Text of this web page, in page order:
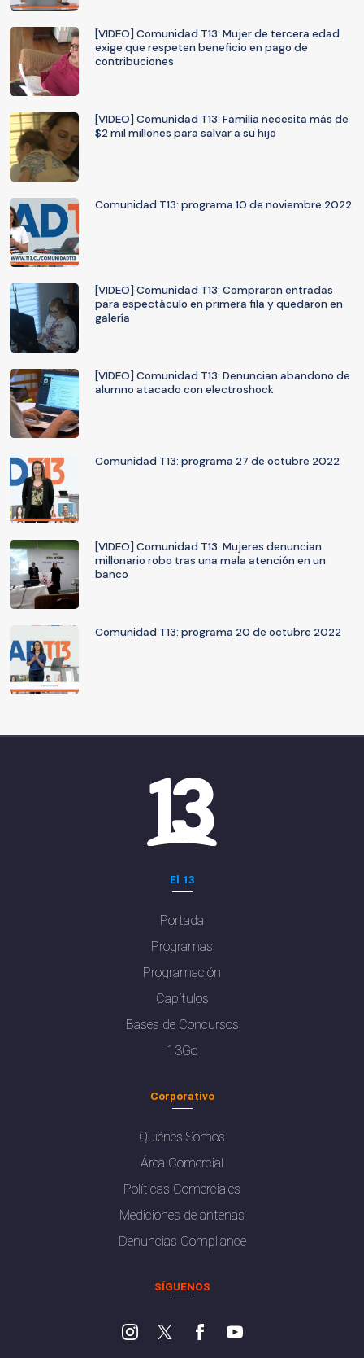
[VIDEO] Comunidad T13: Mujer de tercera edad
exige que respeten beneficio en pago de
contribuciones
[VIDEO] Comunidad T13: Familia necesita más de
$2 mil millones para salvar a su hijo
Comunidad T13: programa 10 de noviembre 2022
[VIDEO] Comunidad T13: Compraron entradas
para espectáculo en primera fila y quedaron en
galería
[VIDEO] Comunidad T13: Denuncian abandono de
alumno atacado con electroshock
Comunidad T13: programa 27 de octubre 2022
[VIDEO] Comunidad T13: Mujeres denuncian
millonario robo tras una mala atención en un
banco
Comunidad T13: programa 20 de octubre 2022
El 13
Portada
Programas
Programación
Capítulos
Bases de Concursos
13Go
Corporativo
Quiénes Somos
Área Comercial
Políticas Comerciales
Mediciones de antenas
Denuncias Compliance
SÍGUENOS